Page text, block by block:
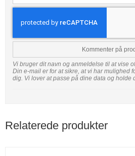
Kommenter på
Vi bruger dit navn og anmeldelse til at vise
Din e-mail er for at sikre, at vi har mulighed
dig. Vi lover at passe på dine data og holde
Relaterede produkter